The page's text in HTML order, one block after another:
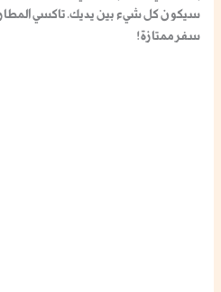
سيكون كل شيء بين يديك.تاكسي المطار
سفر ممتازة!